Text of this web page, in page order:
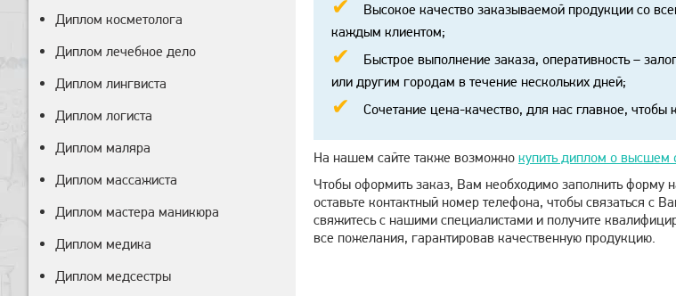
Высокое качество заказываемой продукции со
каждым клиентом;
Быстрое выполнение заказа, оперативность –
или другим городам в течение нескольких дней;
Сочетание цена-качество, для нас главное, чтобы
На нашем сайте также возможно купить диплом о высшем
Чтобы оформить заказ, Вам необходимо заполнить форму
оставьте контактный номер телефона, чтобы связаться с
свяжитесь с нашими специалистами и получите
все пожелания, гарантировав качественную продукцию.
Диплом косметолога
Диплом лечебное дело
Диплом лингвиста
Диплом логиста
Диплом маляра
Диплом массажиста
Диплом мастера маникюра
Диплом медика
Диплом медсестры